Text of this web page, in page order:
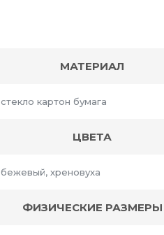
МАТЕРИАЛ
стекло картон бумага
ЦВЕТА
бежевый, хреновуха
ФИЗИЧЕСКИЕ РАЗМЕРЫ